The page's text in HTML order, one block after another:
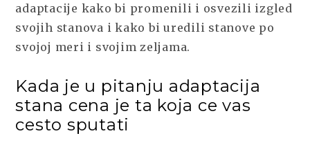
,
A
DA
POCNETE?
adaptacije kako bi promenili i osvezili izgled
svojih stanova i kako bi uredili stanove po
svojoj meri i svojim zeljama.
Kada je u pitanju adaptacija
stana cena je ta koja ce vas
cesto sputati